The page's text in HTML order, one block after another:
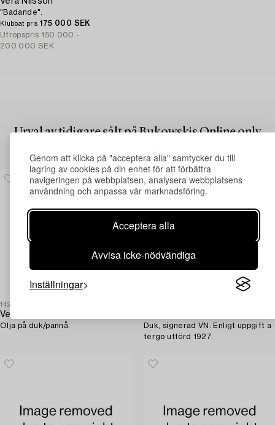
Genom att klicka på "acceptera alla" samtycker du till
lagring av cookies på din enhet för att förbättra
navigeringen på webbplatsen, analysera webbplatsens
användning och anpassa vår marknadsföring.
Acceptera alla
Avvisa icke-nödvändiga
Inställningar
"Badande".
Klubbat pris 175 000 SEK
Utropspris 150 000 -
200 000 SEK
Urval av tidigare sålt på Bukowskis Online only
1423027
Vera Nilsson
Olja på duk/pannå.
Duk, signerad VN. Enligt uppgift a
tergo utförd 1927.